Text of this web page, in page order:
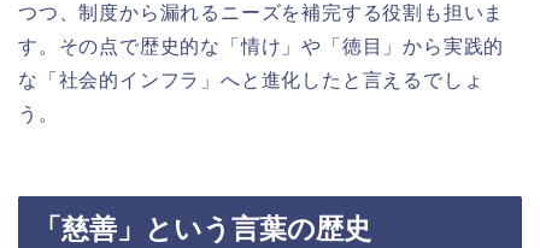
つつ、制度から漏れるニーズを補完する役割も担いま
す。その点で歴史的な「情け」や「徳目」から実践的
な「社会的インフラ」へと進化したと言えるでしょ
う。
「慈善」という言葉の歴史